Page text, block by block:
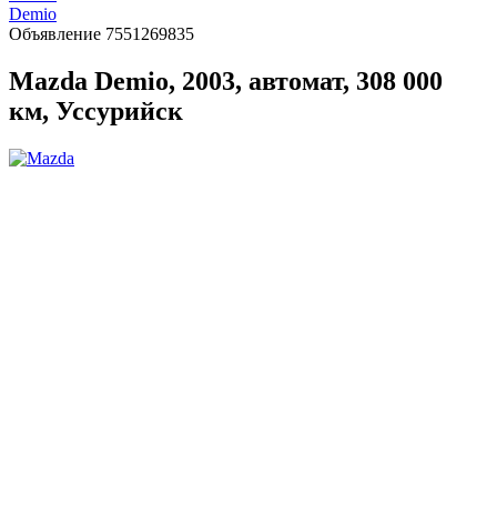
Demio
Объявление 7551269835
Mazda Demio, 2003, автомат, 308 000
км, Уссурийск